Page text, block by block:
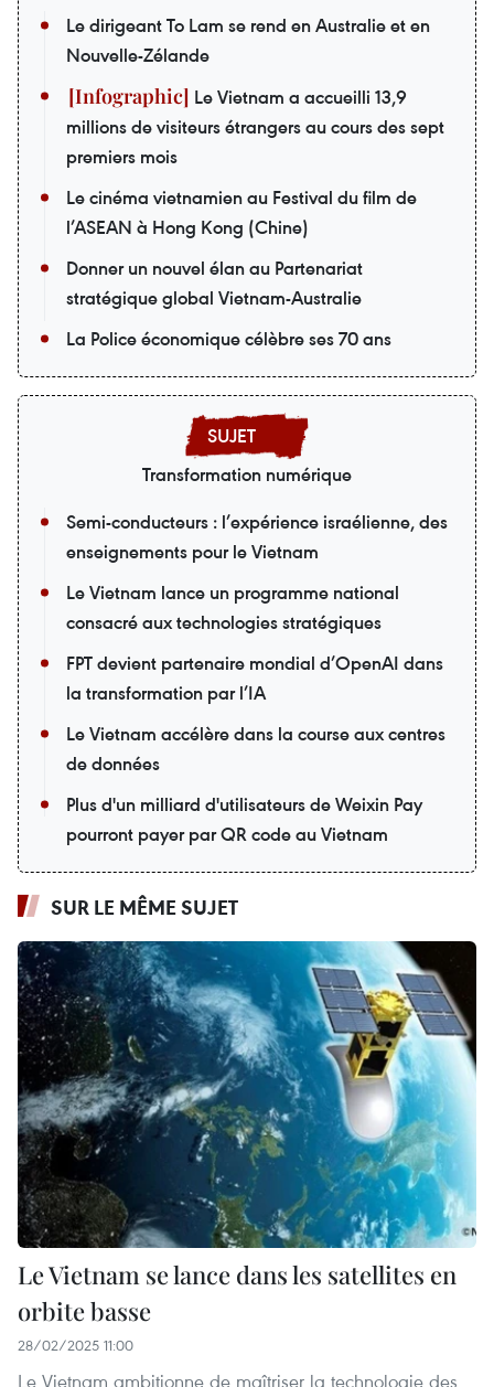
Le dirigeant To Lam se rend en Australie et en
Nouvelle-Zélande
Le Vietnam a accueilli 13,9
millions de visiteurs étrangers au cours des sept
premiers mois
Le cinéma vietnamien au Festival du film de
l’ASEAN à Hong Kong (Chine)
Donner un nouvel élan au Partenariat
stratégique global Vietnam-Australie
La Police économique célèbre ses 70 ans
Transformation numérique
Semi-conducteurs : l’expérience israélienne, des
enseignements pour le Vietnam
Le Vietnam lance un programme national
consacré aux technologies stratégiques
FPT devient partenaire mondial d’OpenAI dans
la transformation par l’IA
Le Vietnam accélère dans la course aux centres
de données
Plus d'un milliard d'utilisateurs de Weixin Pay
pourront payer par QR code au Vietnam
SUR LE MÊME SUJET
Le Vietnam se lance dans les satellites en
orbite basse
28/02/2025 11:00
Le Vietnam ambitionne de maîtriser la technologie des